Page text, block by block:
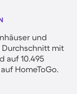
und
Durchschnitt mit
auf 10.495
HomeToGo.